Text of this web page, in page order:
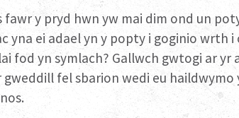
fawr y pryd hwn yw mai dim ond un
yna ei adael yn y popty i goginio wrth
fod yn symlach? Gallwch gwtogi ar
gweddill fel sbarion wedi eu